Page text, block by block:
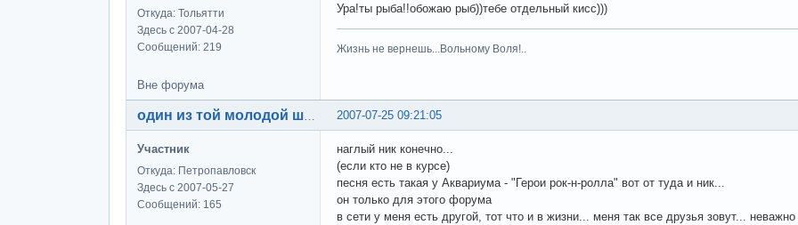
Откуда: Тольятти
Здесь с 2007-04-28
Сообщений: 219
Ура!ты рыба!!обожаю рыб))тебе отдельный кисс)))
Жизнь не вернешь...Вольному Воля!..
Вне форума
2007-07-25 09:21:05
один из той молодой шпаны
Участник
Откуда: Петропавловск
Здесь с 2007-05-27
Сообщений: 165
наглый ник конечно...
(если кто не в курсе)
песня есть такая у Аквариума - "Герои рок-н-ролла" вот от туда и ник...
он только для этого форума
в сети у меня есть другой, тот что и в жизни... меня так все друзья зовут... неважно